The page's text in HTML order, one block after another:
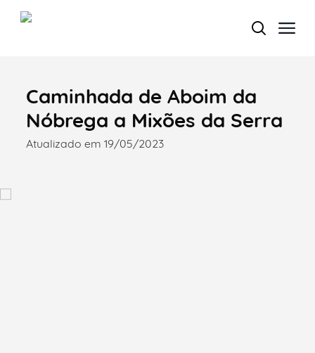
Termo de Pesquisa
Caminhada de Aboim da
Nóbrega a Mixões da Serra
Atualizado em 19/05/2023